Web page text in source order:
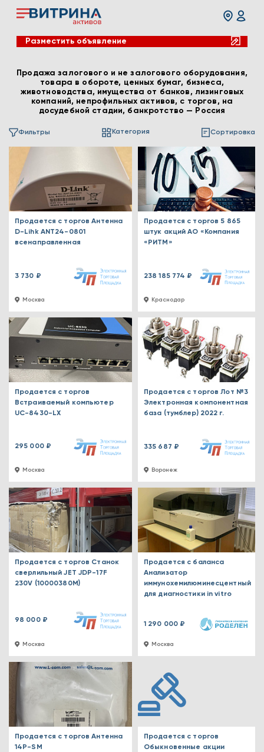
Разместить объявление
Продажа залогового и не залогового оборудования,
товара в обороте, ценных бумаг, бизнеса,
животноводства, имущества от банков, лизинговых
компаний, непрофильных активов, с торгов, на
досудебной стадии, банкротство — Россия
Фильтры Категория Сортировка
Москва
Продается с торгов Антенна
D-Lihk ANT24-0801
всенаправленная
3 730 ₽
Краснодар
Продается с торгов 5 865
штук акций АО «Компания
«РИТМ»
238 185 774 ₽
Москва
Продается с торгов
Встраиваемый компьютер
UC-8430-LX
295 000 ₽
Воронеж
Продается с торгов Лот №3
Электронная компонентная
база (тумблер) 2022 г.
335 687 ₽
Москва
Продается с торгов Станок
сверлильный JET JDP-17F
230V (10000380M)
98 000 ₽
Москва
Продается с баланса
Анализатор
иммунохемилюминесцентный
для диагностики in vitro
1 290 000 ₽
Продается с торгов Антенна
14P-SM
Продается с торгов
Обыкновенные акции